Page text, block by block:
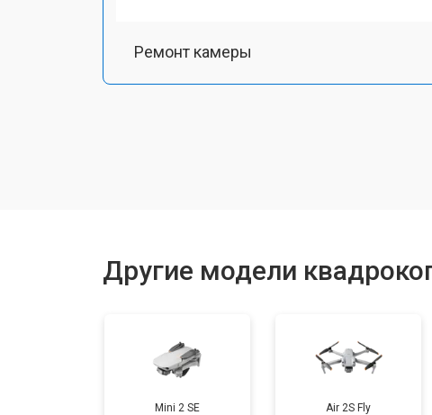
Ремонт камеры
Замена аккумулятора
Другие модели
Mini 2 SE Air 2S Fly